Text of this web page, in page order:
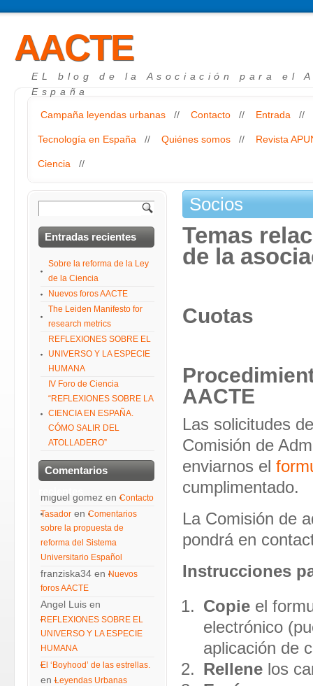
AACTE
EL blog de la Asociación para el
España
Campaña leyendas urbanas // Contacto // Entrada //
Tecnología en España // Quiénes somos // Revista
Ciencia //
Socios
Temas
de la
Cuotas
AACTE
Las solicitudes
Comisión de
enviarnos el
cumplimentado.
La Comisión de
pondrá en
Instrucciones
Copie el
electrónico
aplicación de
Rellene los
Entradas recientes
Sobre la reforma de la Ley
de la Ciencia
Nuevos foros AACTE
The Leiden Manifesto for
research metrics
REFLEXIONES SOBRE EL
UNIVERSO Y LA ESPECIE
HUMANA
IV Foro de Ciencia
“REFLEXIONES SOBRE LA
CIENCIA EN ESPAÑA.
CÓMO SALIR DEL
ATOLLADERO”
Comentarios
recientes
miguel gomez en Contacto
Tasador en Comentarios
sobre la propuesta de
reforma del Sistema
Universitario Español
franziska34 en Nuevos
foros AACTE
Angel Luis en
REFLEXIONES SOBRE EL
UNIVERSO Y LA ESPECIE
HUMANA
El ‘Boyhood’ de las estrellas.
en Leyendas Urbanas